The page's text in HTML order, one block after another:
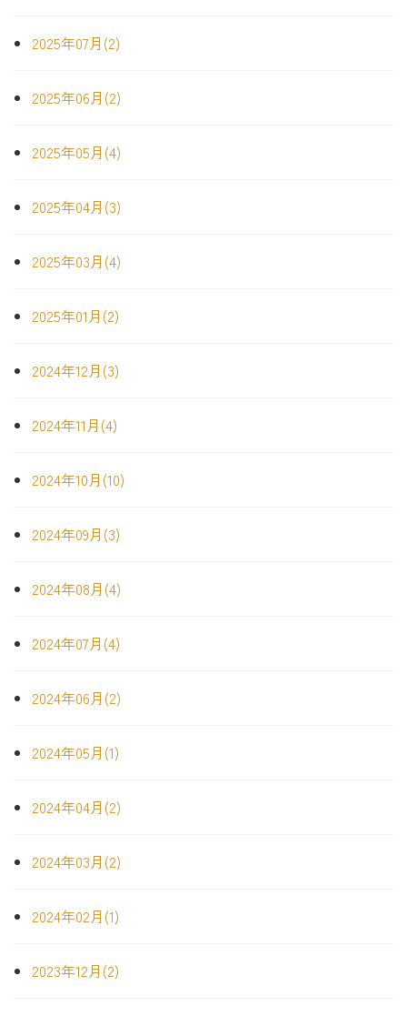
2025年07月(2)
2025年06月(2)
2025年05月(4)
2025年04月(3)
2025年03月(4)
2025年01月(2)
2024年12月(3)
2024年11月(4)
2024年10月(10)
2024年09月(3)
2024年08月(4)
2024年07月(4)
2024年06月(2)
2024年05月(1)
2024年04月(2)
2024年03月(2)
2024年02月(1)
2023年12月(2)